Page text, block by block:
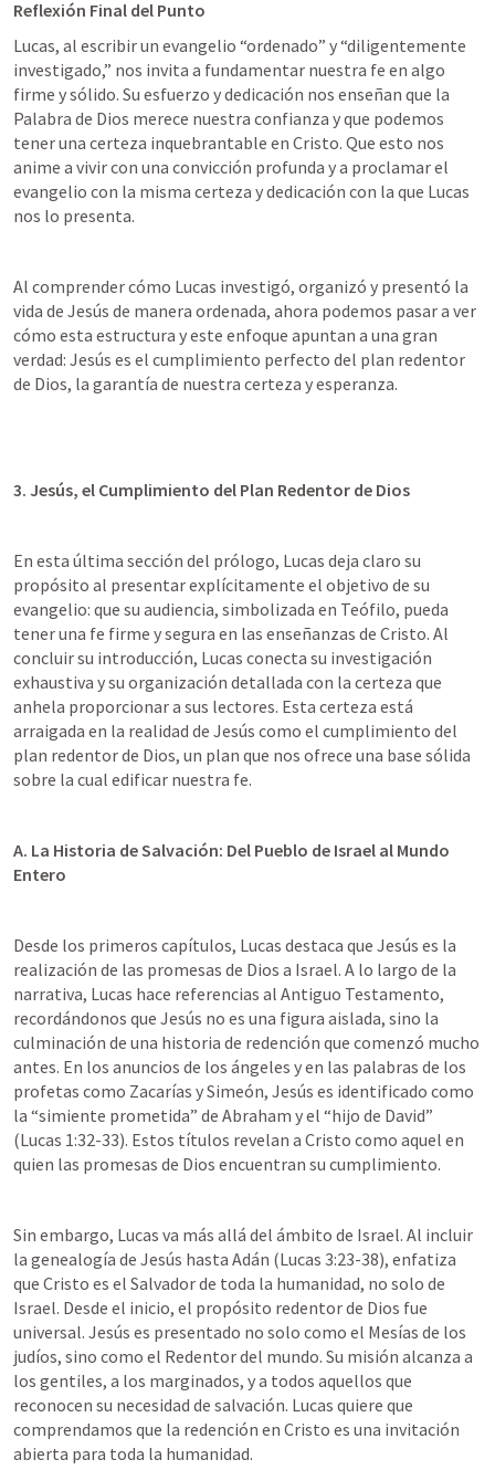
Reflexión Final del Punto
Lucas, al escribir un evangelio “ordenado” y “diligentemente
investigado,” nos invita a fundamentar nuestra fe en algo
firme y sólido. Su esfuerzo y dedicación nos enseñan que la
Palabra de Dios merece nuestra confianza y que podemos
tener una certeza inquebrantable en Cristo. Que esto nos
anime a vivir con una convicción profunda y a proclamar el
evangelio con la misma certeza y dedicación con la que Lucas
nos lo presenta.
Al comprender cómo Lucas investigó, organizó y presentó la
vida de Jesús de manera ordenada, ahora podemos pasar a ver
cómo esta estructura y este enfoque apuntan a una gran
verdad: Jesús es el cumplimiento perfecto del plan redentor
de Dios, la garantía de nuestra certeza y esperanza.
3. Jesús, el Cumplimiento del Plan Redentor de Dios
En esta última sección del prólogo, Lucas deja claro su
propósito al presentar explícitamente el objetivo de su
evangelio: que su audiencia, simbolizada en Teófilo, pueda
tener una fe firme y segura en las enseñanzas de Cristo. Al
concluir su introducción, Lucas conecta su investigación
exhaustiva y su organización detallada con la certeza que
anhela proporcionar a sus lectores. Esta certeza está
arraigada en la realidad de Jesús como el cumplimiento del
plan redentor de Dios, un plan que nos ofrece una base sólida
sobre la cual edificar nuestra fe.
A. La Historia de Salvación: Del Pueblo de Israel al Mundo
Entero
Desde los primeros capítulos, Lucas destaca que Jesús es la
realización de las promesas de Dios a Israel. A lo largo de la
narrativa, Lucas hace referencias al Antiguo Testamento,
recordándonos que Jesús no es una figura aislada, sino la
culminación de una historia de redención que comenzó mucho
antes. En los anuncios de los ángeles y en las palabras de los
profetas como Zacarías y Simeón, Jesús es identificado como
la “simiente prometida” de Abraham y el “hijo de David”
(Lucas 1:32-33). Estos títulos revelan a Cristo como aquel en
quien las promesas de Dios encuentran su cumplimiento.
Sin embargo, Lucas va más allá del ámbito de Israel. Al incluir
la genealogía de Jesús hasta Adán (Lucas 3:23-38), enfatiza
que Cristo es el Salvador de toda la humanidad, no solo de
Israel. Desde el inicio, el propósito redentor de Dios fue
universal. Jesús es presentado no solo como el Mesías de los
judíos, sino como el Redentor del mundo. Su misión alcanza a
los gentiles, a los marginados, y a todos aquellos que
reconocen su necesidad de salvación. Lucas quiere que
comprendamos que la redención en Cristo es una invitación
abierta para toda la humanidad.